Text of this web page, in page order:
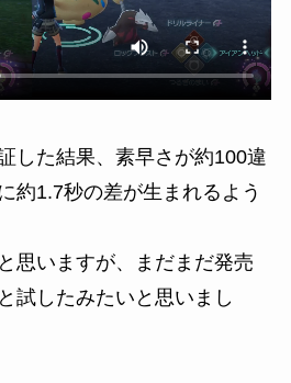
した結果、素早さが約100違
約1.7秒の差が生まれるよう
思いますが、まだまだ発売
試したみたいと思いまし